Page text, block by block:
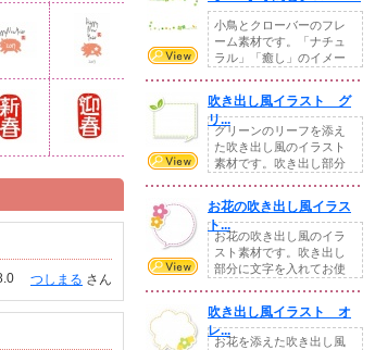
つしまる さん
小鳥とクローバーのフレ
ーム素材です。「ナチュ
ラル」「癒し」のイメー
吹き出し風イラスト グ
リ...
グリーンのリーフを添え
た吹き出し風のイラスト
素材です。吹き出し部分
お花の吹き出し風イラス
ト...
お花の吹き出し風のイラ
スト素材です。吹き出し
部分に文字を入れてお使
吹き出し風イラスト オ
レ...
お花を添えた吹き出し風